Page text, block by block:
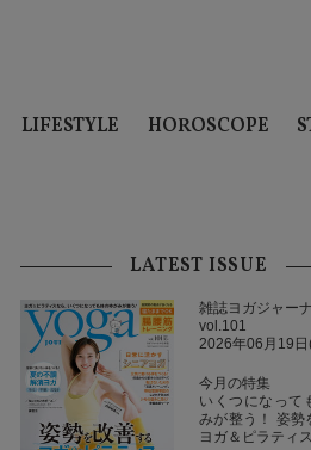
LIFESTYLE HOROSCOPE
LATEST ISSUE
雑誌ヨガジャー
vol.101
2026年06月19日
今月の特集
いくつになって
みが整う！ 姿勢
ヨガ＆ピラティス